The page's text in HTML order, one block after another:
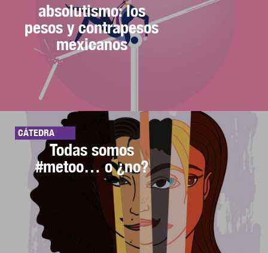
absolutismo: los
pesos y contrapesos
mexicanos
CÁTEDRA
Todas somos
#metoo… o ¿no?